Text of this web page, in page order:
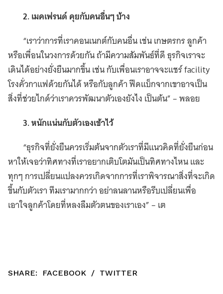
2. เมคเฟรนด์ คุยกับคนอื่นๆ บ้าง
“เราว่าการที่เราคอนเนกต์กับคนอื่น เช่น เกษตรกร ลูกค้า
หรือเพื่อนในวงการด้วยกัน ถ้ามีความสัมพันธ์ที่ดี ธุรกิจเราจะ
เดินได้อย่างยั่งยืนมากขึ้น เช่น กับเพื่อนเราอาจจะแชร์ facility
โรงคั่วกาแฟด้วยกันได้ หรือกับลูกค้า ฟีดแบ็กจากเขาอาจเป็น
สิ่งที่ช่วยไกด์ว่าเราควรพัฒนาตัวเองยังไง เป็นต้น” – พลอย
3. หนักแน่นกับตัวเองเข้าไว้
“ธุรกิจที่ยั่งยืนควรเริ่มต้นจากตัวเราที่มีแนวคิดที่ยั่งยืนก่อน
หาให้เจอว่าทิศทางที่เราอยากเติบโตมันเป็นทิศทางไหน และ
ทุกๆ การเปลี่ยนแปลงควรเกิดจากการที่เราพิจารณาสิ่งที่จะเกิด
ขึ้นกับตัวเรา ทีมเรามากกว่า อย่าลนลานหรือรีบเปลี่ยนเพื่อ
เอาใจลูกค้าโดยที่หลงลืมตัวตนของเราเอง” – เต
SHARE: FACEBOOK / TWITTER